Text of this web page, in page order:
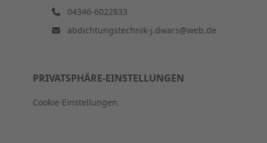
04346-6022833
abdichtungstechnik-j.dwars@web.de
PRIVATSPHÄRE-EINSTELLUNGEN
Cookie-Einstellungen